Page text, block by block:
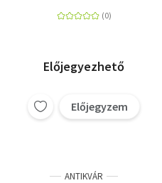
és Szini Gyula
Előjegyezhető
Előjegyzem
ANTIKVÁR